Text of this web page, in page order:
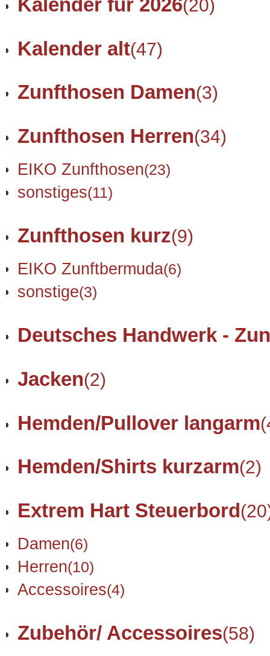
(20)
Kalender alt(47)
Zunfthosen Damen(3)
Zunfthosen Herren(34)
EIKO Zunfthosen(23)
sonstiges(11)
Zunfthosen kurz(9)
EIKO Zunftbermuda(6)
sonstige(3)
Deutsches Handwerk -
Jacken(2)
Hemden/Pullover langarm
Hemden/Shirts kurzarm(2)
Extrem Hart Steuerbord
Damen(6)
Herren(10)
Accessoires(4)
Zubehör/ Accessoires(58)